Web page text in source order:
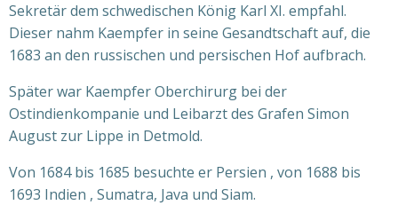
Sekretär dem schwedischen König Karl XI. empfahl.
Dieser nahm Kaempfer in seine Gesandtschaft auf, die
1683 an den russischen und persischen Hof aufbrach.
Später war Kaempfer Oberchirurg bei der
Ostindienkompanie und Leibarzt des Grafen Simon
August zur Lippe in Detmold.
Von 1684 bis 1685 besuchte er Persien , von 1688 bis
1693 Indien , Sumatra, Java und Siam.